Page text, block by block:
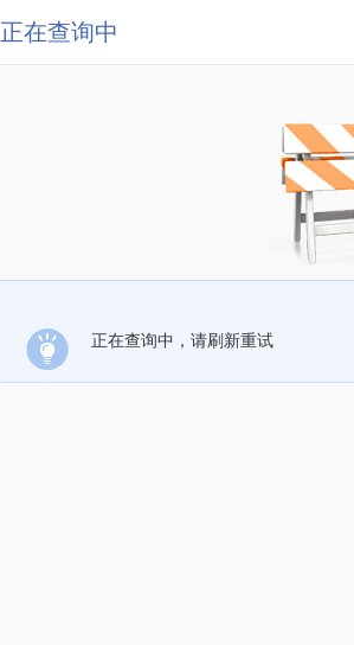
正在查询中
正在查询中，请刷新重试